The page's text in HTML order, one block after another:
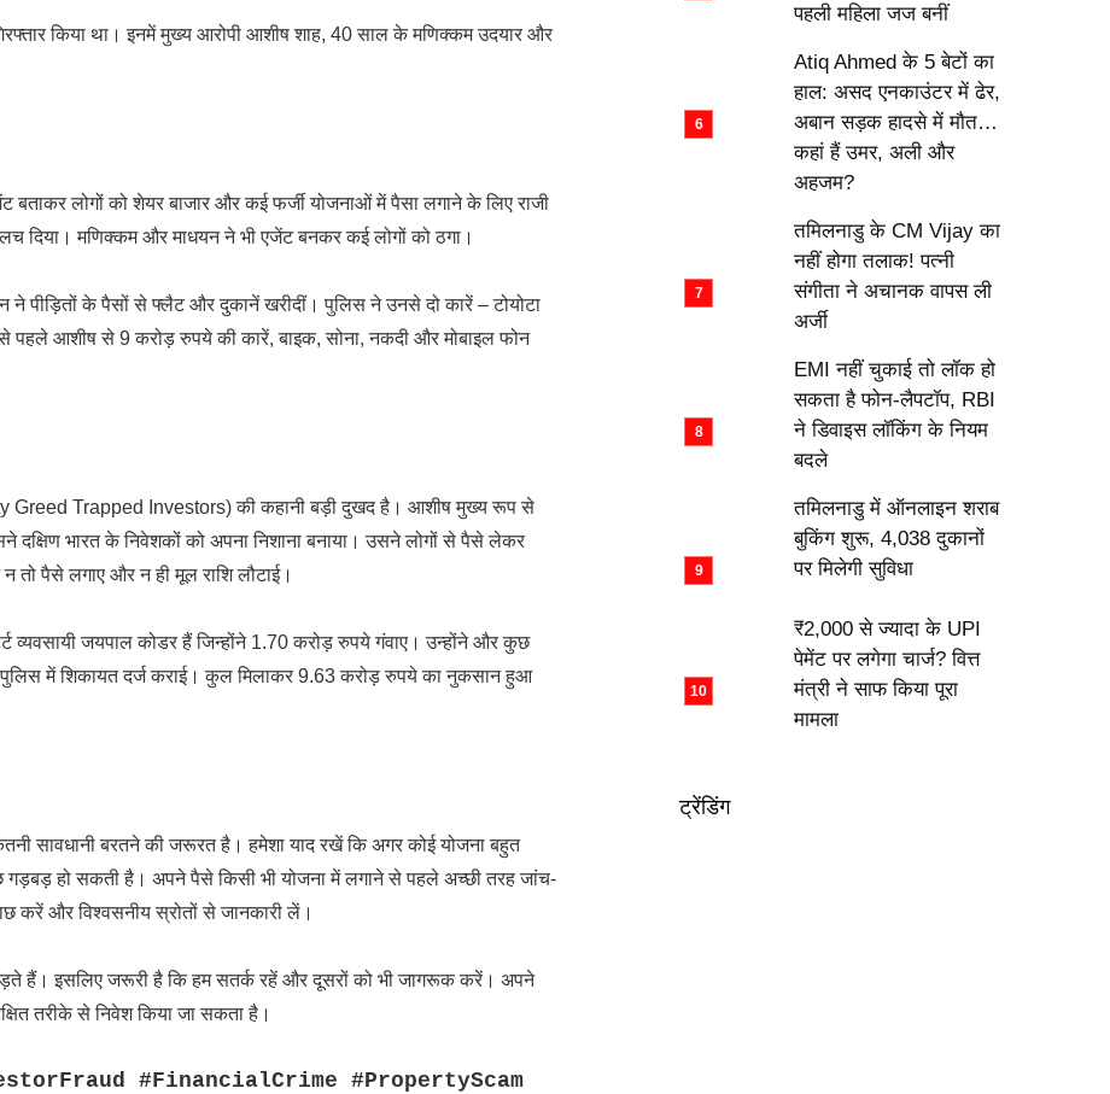
किया था। इनमें मुख्य आरोपी आशीष शाह, 40 साल के मणिक्कम उदयार और
लोगों को शेयर बाजार और कई फर्जी योजनाओं में पैसा लगाने के लिए राजी
दिया। मणिक्कम और माधयन ने भी एजेंट बनकर कई लोगों को ठगा।
ने पीड़ितों के पैसों से फ्लैट और दुकानें खरीदीं। पुलिस ने उनसे दो कारें – टोयोटा
पहले आशीष से 9 करोड़ रुपये की कारें, बाइक, सोना, नकदी और मोबाइल फोन
Greed Trapped Investors) की कहानी बड़ी दुखद है। आशीष मुख्य रूप से
दक्षिण भारत के निवेशकों को अपना निशाना बनाया। उसने लोगों से पैसे लेकर
तो पैसे लगाए और न ही मूल राशि लौटाई।
व्यवसायी जयपाल कोडर हैं जिन्होंने 1.70 करोड़ रुपये गंवाए। उन्होंने और कुछ
पुलिस में शिकायत दर्ज कराई। कुल मिलाकर 9.63 करोड़ रुपये का नुकसान हुआ
सावधानी बरतने की जरूरत है। हमेशा याद रखें कि अगर कोई योजना बहुत
गड़बड़ हो सकती है। अपने पैसे किसी भी योजना में लगाने से पहले अच्छी तरह जांच-
करें और विश्वसनीय स्रोतों से जानकारी लें।
हैं। इसलिए जरूरी है कि हम सतर्क रहें और दूसरों को भी जागरूक करें। अपने
तरीके से निवेश किया जा सकता है।
#FinancialCrime #PropertyScam
पहली महिला जज बनीं
Atiq Ahmed के 5 बेटों का
हाल: असद एनकाउंटर में ढेर,
अबान सड़क हादसे में मौत…
कहां हैं उमर, अली और
अहजम?
तमिलनाडु के CM Vijay का
नहीं होगा तलाक! पत्नी
संगीता ने अचानक वापस ली
अर्जी
EMI नहीं चुकाई तो लॉक हो
सकता है फोन-लैपटॉप, RBI
ने डिवाइस लॉकिंग के नियम
बदले
तमिलनाडु में ऑनलाइन शराब
बुकिंग शुरू, 4,038 दुकानों
पर मिलेगी सुविधा
₹2,000 से ज्यादा के UPI
पेमेंट पर लगेगा चार्ज? वित्त
मंत्री ने साफ किया पूरा
मामला
ट्रेंडिंग